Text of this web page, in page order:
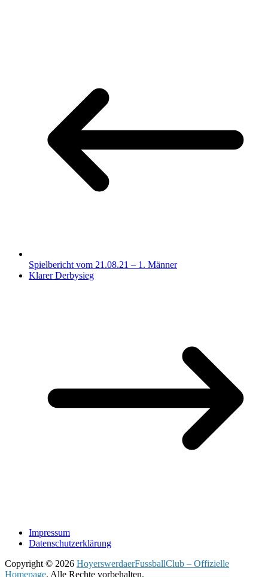
Spielbericht vom 21.08.21 – 1. Männer
Klarer Derbysieg
Impressum
Datenschutzerklärung
Copyright © 2026 HoyerswerdaerFussballClub – Offizielle
Homepage. Alle Rechte vorbehalten.